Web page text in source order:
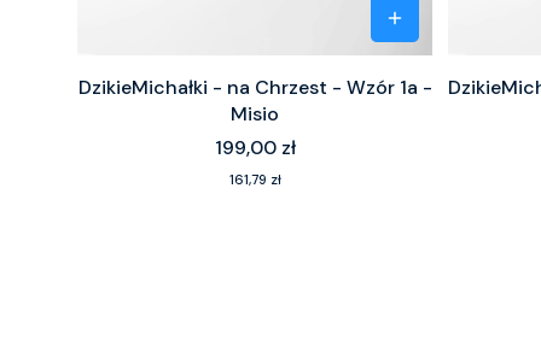
DzikieMichałki - na Chrzest - Wzór 1a -
Misio
Cena
199,00 zł
Cena
161,79 zł